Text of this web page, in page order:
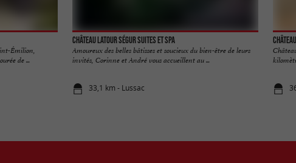
Émilion,
de ...
Château Latour Ségur Suites et Spa
Amoureux des belles bâtisses et soucieux du bien-être de leurs
invités, Corinne et André vous accueillent au ...
33,1 km - Lussac